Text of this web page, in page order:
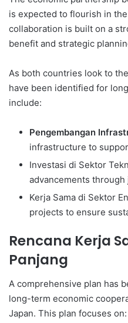
is expected to flourish in
collaboration is built on a
benefit and strategic
As both countries look to
have been identified for
include:
Pengembangan
infrastructure to
Investasi di Sektor
advancements
Kerja Sama di Sektor
projects to ensure
Rencana Kerja
Panjang
A comprehensive plan has
long-term economic
Japan. This plan focuses on: